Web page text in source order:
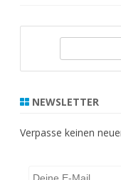
r
h
NEWSLETTER
Verpasse keinen